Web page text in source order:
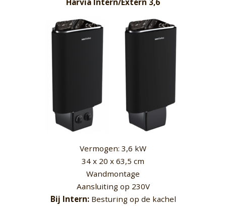
Harvia Intern/Extern 3,6
Vermogen: 3,6 kW
34 x 20 x 63,5 cm
Wandmontage
Aansluiting op 230V
Bij Intern:Besturing op de kachel